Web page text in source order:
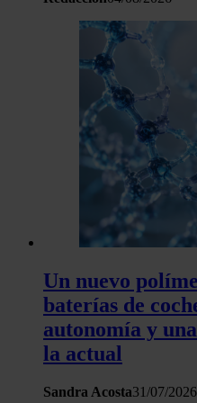
Un nuevo
baterías de
autonomía y
la actual
Sandra Acosta31/07/2026